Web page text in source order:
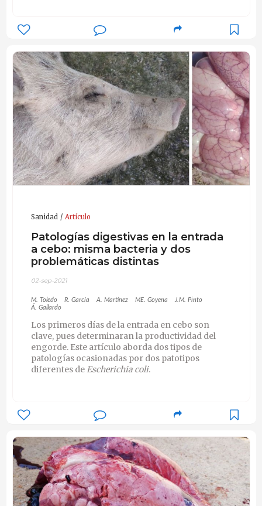
Sanidad Artículo
Patologías digestivas en la entrada
a cebo: misma bacteria y dos
problemáticas distintas
02-sep-2021
M. Toledo R. García A. Martínez ME. Goyena
J.M. Pinto
Á. Gallardo
Los primeros días de la entrada en cebo son
clave, pues determinaran la productividad del
engorde. Este artículo aborda dos tipos de
patologías ocasionadas por dos patotipos
diferentes deEscherichia coli.